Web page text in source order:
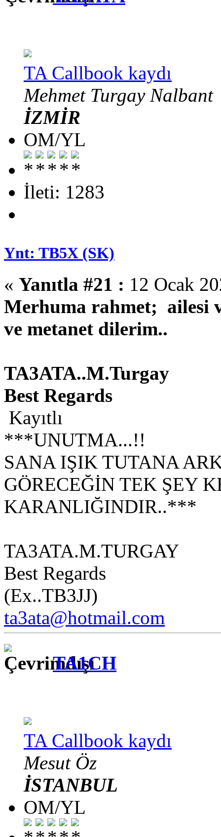
TA Callbook kaydı
Mehmet Turgay Nalbant
İZMİR
OM/YL
İleti: 1283
Ynt: TB5X (SK)
« Yanıtla #21 : 12 Ocak
Merhuma rahmet; ailesi
ve metanet dilerim..
TA3ATA..M.Turgay
Best Regards
Kayıtlı
***UNUTMA...!!
SANA IŞIK TUTANA
GÖRECEĞİN TEK ŞEY
KARANLIĞINDIR..***
TA3ATA.M.TURGAY
Best Regards
(Ex..TB3JJ)
ta3ata@hotmail.com
TA1CH
TA Callbook kaydı
Mesut Öz
İSTANBUL
OM/YL